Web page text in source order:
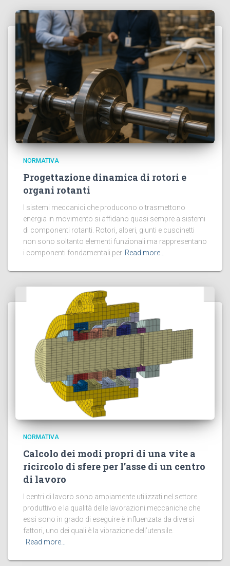
NORMATIVA
Progettazione dinamica di rotori e
organi rotanti
I sistemi meccanici che producono o trasmettono
energia in movimento si affidano quasi sempre a sistemi
di componenti rotanti. Rotori, alberi, giunti e cuscinetti
non sono soltanto elementi funzionali ma rappresentano
i componenti fondamentali per Read more…
NORMATIVA
Calcolo dei modi propri di una vite a
ricircolo di sfere per l’asse di un centro
di lavoro
I centri di lavoro sono ampiamente utilizzati nel settore
produttivo e la qualità delle lavorazioni meccaniche che
essi sono in grado di eseguire è influenzata da diversi
fattori, uno dei quali è la vibrazione dell’utensile.
Read more…